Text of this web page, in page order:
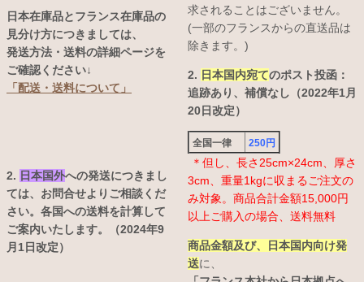
日本在庫品とフランス在庫品の
見分け方につきましては、
発送方法・送料の詳細ページを
ご確認ください↓
「配送・送料について」
2. 日本国外への発送につきまし
ては、お問合せよりご相談くだ
さい。各国への送料を計算して
ご案内いたします。（2024年9
月1日改定）
求されることはございません。
(一部のフランスからの直送品は
除きます。)
2. 日本国内宛てのポスト投函：
追跡あり、補償なし（2022年1月
20日改定）
全国一律 250円
＊但し、長さ25cm×24cm、厚さ
3cm、重量1kgに収まるご注文の
み対象。商品合計金額15,000円
以上ご購入の場合、送料無料
商品金額及び、日本国内向け発
送に、